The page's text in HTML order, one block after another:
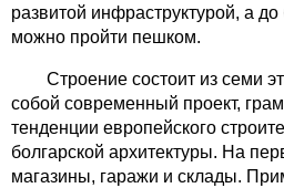
развитой инфраструктурой, а
можно пройти пешком.
Строение состоит из семи
собой современный проект,
тенденции европейского
болгарской архитектуры. На
магазины, гаражи и склады.